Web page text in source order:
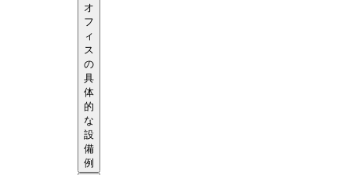
オ
フ
ィ
ス
の
具
体
的
な
設
備
例